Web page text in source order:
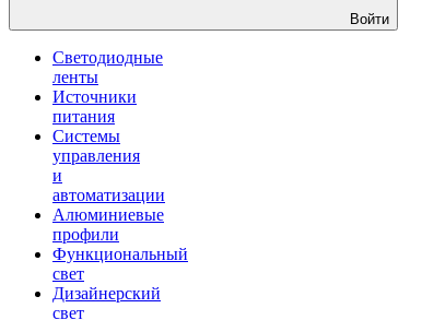
Войти
Светодиодные
ленты
Источники
питания
Системы
управления
и
автоматизации
Алюминиевые
профили
Функциональный
свет
Дизайнерский
свет